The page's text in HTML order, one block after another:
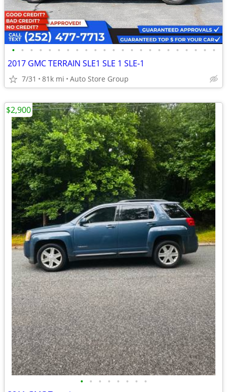
• • • • • • • • • • • • • • • • • • • • • • •
2017 GMC TERRAIN SLE1 SLE 1 SLE-1
7/31 81k mi Auto Store Group
• • • • • • • •
$2,900